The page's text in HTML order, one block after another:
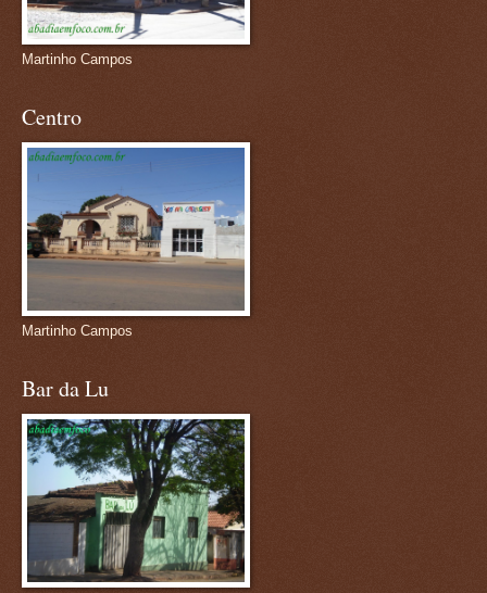
Martinho Campos
Centro
Martinho Campos
Bar da Lu